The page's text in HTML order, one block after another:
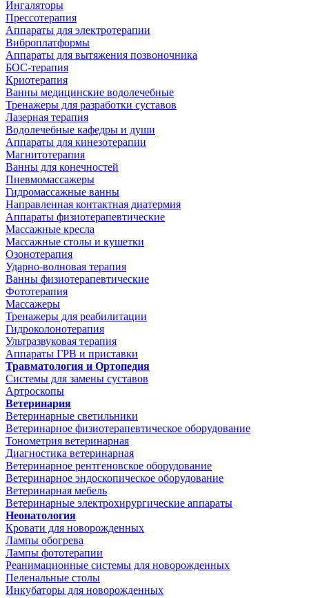
Ингаляторы
Прессотерапия
Аппараты для электротерапии
Виброплатформы
Аппараты для вытяжения позвоночника
БОС-терапия
Криотерапия
Ванны медицинские водолечебные
Тренажеры для разработки суставов
Лазерная терапия
Водолечебные кафедры и души
Аппараты для кинезотерапии
Магнитотерапия
Ванны для конечностей
Пневмомассажеры
Гидромассажные ванны
Направленная контактная диатермия
Аппараты физиотерапевтические
Массажные кресла
Массажные столы и кушетки
Озонотерапия
Ударно-волновая терапия
Ванны физиотерапевтические
Фототерапия
Массажеры
Тренажеры для реабилитации
Гидроколонотерапия
Ультразвуковая терапия
Аппараты ГРВ и приставки
Травматология и Ортопедия
Системы для замены суставов
Артроскопы
Ветеринария
Ветеринарные светильники
Ветеринарное физиотерапевтическое оборудование
Тонометрия ветеринарная
Диагностика ветеринарная
Ветеринарное рентгеновское оборудование
Ветеринарное эндоскопическое оборудование
Ветеринарная мебель
Ветеринарные электрохирургические аппараты
Неонатология
Кровати для новорожденных
Лампы обогрева
Лампы фототерапии
Реанимационные системы для новорожденных
Пеленальные столы
Инкубаторы для новорожденных